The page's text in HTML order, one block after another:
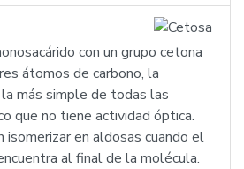
con un grupo cetona
átomos de carbono, la
más simple de todas las
que no tiene actividad óptica.
isomerizar en aldosas cuando el
al final de la molécula.